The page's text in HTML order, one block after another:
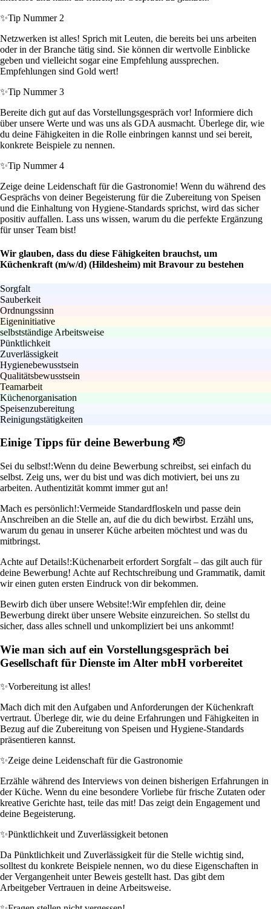
✨Tip Nummer 2
Netzwerken ist alles! Sprich mit Leuten, die bereits bei uns arbeiten
oder in der Branche tätig sind. Sie können dir wertvolle Einblicke
geben und vielleicht sogar eine Empfehlung aussprechen.
Empfehlungen sind Gold wert!
✨Tip Nummer 3
Bereite dich gut auf das Vorstellungsgespräch vor! Informiere dich
über unsere Werte und was uns als GDA ausmacht. Überlege dir, wie
du deine Fähigkeiten in die Rolle einbringen kannst und sei bereit,
konkrete Beispiele zu nennen.
✨Tip Nummer 4
Zeige deine Leidenschaft für die Gastronomie! Wenn du während des
Gesprächs von deiner Begeisterung für die Zubereitung von Speisen
und die Einhaltung von Hygiene-Standards sprichst, wird das sicher
positiv auffallen. Lass uns wissen, warum du die perfekte Ergänzung
für unser Team bist!
Wir glauben, dass du diese Fähigkeiten brauchst, um
Küchenkraft (m/w/d) (Hildesheim) mit Bravour zu bestehen
Sorgfalt
Sauberkeit
Ordnungssinn
Eigeninitiative
selbstständige Arbeitsweise
Pünktlichkeit
Zuverlässigkeit
Hygienebewusstsein
Qualitätsbewusstsein
Teamarbeit
Küchenorganisation
Speisenzubereitung
Reinigungstätigkeiten
Einige Tipps für deine Bewerbung 🫡
Sei du selbst!:Wenn du deine Bewerbung schreibst, sei einfach du
selbst. Zeig uns, wer du bist und was dich motiviert, bei uns zu
arbeiten. Authentizität kommt immer gut an!
Mach es persönlich!:Vermeide Standardfloskeln und passe dein
Anschreiben an die Stelle an, auf die du dich bewirbst. Erzähl uns,
warum du genau in unserer Küche arbeiten möchtest und was du
mitbringst.
Achte auf Details!:Küchenarbeit erfordert Sorgfalt – das gilt auch für
deine Bewerbung! Achte auf Rechtschreibung und Grammatik, damit
wir einen guten ersten Eindruck von dir bekommen.
Bewirb dich über unsere Website!:Wir empfehlen dir, deine
Bewerbung direkt über unsere Website einzureichen. So stellst du
sicher, dass alles schnell und unkompliziert bei uns ankommt!
Wie man sich auf ein Vorstellungsgespräch bei
Gesellschaft für Dienste im Alter mbH vorbereitet
✨Vorbereitung ist alles!
Mach dich mit den Aufgaben und Anforderungen der Küchenkraft
vertraut. Überlege dir, wie du deine Erfahrungen und Fähigkeiten in
Bezug auf die Zubereitung von Speisen und Hygiene-Standards
präsentieren kannst.
✨Zeige deine Leidenschaft für die Gastronomie
Erzähle während des Interviews von deinen bisherigen Erfahrungen in
der Küche. Wenn du eine besondere Vorliebe für frische Zutaten oder
kreative Gerichte hast, teile das mit! Das zeigt dein Engagement und
deine Begeisterung.
✨Pünktlichkeit und Zuverlässigkeit betonen
Da Pünktlichkeit und Zuverlässigkeit für die Stelle wichtig sind,
solltest du konkrete Beispiele nennen, wo du diese Eigenschaften in
der Vergangenheit unter Beweis gestellt hast. Das gibt dem
Arbeitgeber Vertrauen in deine Arbeitsweise.